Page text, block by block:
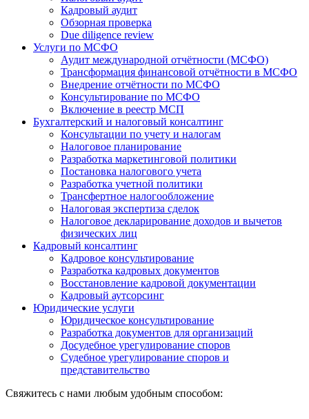
Кадровый аудит
Обзорная проверка
Due diligence review
Услуги по МСФО
Аудит международной отчётности (МСФО)
Трансформация финансовой отчётности в МСФО
Внедрение отчётности по МСФО
Консультирование по МСФО
Включение в реестр МСП
Бухгалтерский и налоговый консалтинг
Консультации по учету и налогам
Налоговое планирование
Разработка маркетинговой политики
Постановка налогового учета
Разработка учетной политики
Трансфертное налогообложение
Налоговая экспертиза сделок
Налоговое декларирование доходов и вычетов
физических лиц
Кадровый консалтинг
Кадровое консультирование
Разработка кадровых документов
Восстановление кадровой документации
Кадровый аутсорсинг
Юридические услуги
Юридическое консультирование
Разработка документов для организаций
Досудебное урегулирование споров
Судебное урегулирование споров и
представительство
Свяжитесь с нами любым удобным способом: